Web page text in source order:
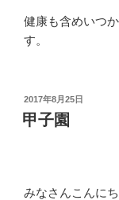
健康も含めいつ
す。
投
稿
日:
2017年8月25日
甲子園
みなさんこんにち